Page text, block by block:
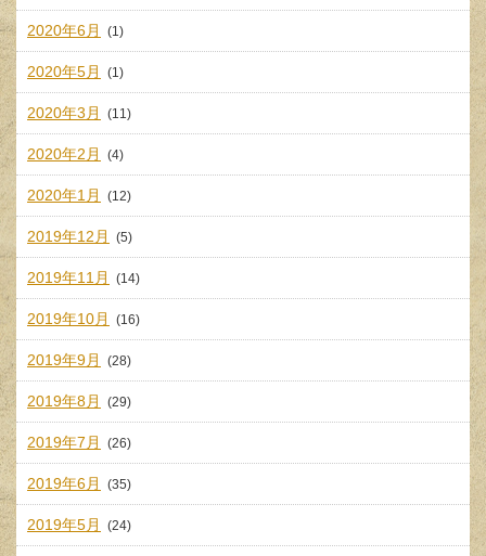
2020年6月 (1)
2020年5月 (1)
2020年3月 (11)
2020年2月 (4)
2020年1月 (12)
2019年12月 (5)
2019年11月 (14)
2019年10月 (16)
2019年9月 (28)
2019年8月 (29)
2019年7月 (26)
2019年6月 (35)
2019年5月 (24)